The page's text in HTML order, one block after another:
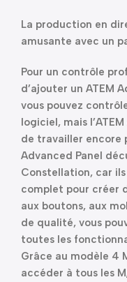
La production en
amusante avec un
Pour un contrôle
d’ajouter un ATEM
vous pouvez
logiciel, mais
de travailler encore
Advanced Panel
Constellation, car
complet pour créer
aux boutons, aux
de qualité, vous
toutes les
Grâce au modèle 4
accéder à tous les